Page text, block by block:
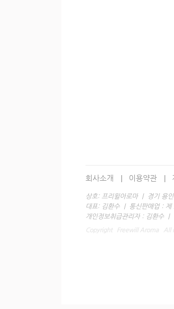
회사소개 이용약관
상호: 프리윌아로마 | 경기 용
대표: 김환수 | 통신판매업 :
개인정보취급관리자 : 김환
Copyright Freewill Aroma All